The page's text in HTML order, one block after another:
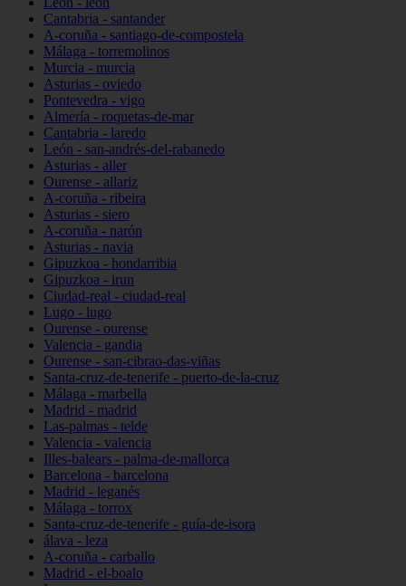
Cantabria - santander
A-coruña - santiago-de-compostela
Málaga - torremolinos
Murcia - murcia
Asturias - oviedo
Pontevedra - vigo
Almería - roquetas-de-mar
Cantabria - laredo
León - san-andrés-del-rabanedo
Asturias - aller
Ourense - allariz
A-coruña - ribeira
Asturias - siero
A-coruña - narón
Asturias - navia
Gipuzkoa - hondarribia
Gipuzkoa - irun
Ciudad-real - ciudad-real
Lugo - lugo
Ourense - ourense
Valencia - gandia
Ourense - san-cibrao-das-viñas
Santa-cruz-de-tenerife - puerto-de-la-cruz
Málaga - marbella
Madrid - madrid
Las-palmas - telde
Valencia - valencia
Illes-balears - palma-de-mallorca
Barcelona - barcelona
Madrid - leganés
Málaga - torrox
Santa-cruz-de-tenerife - guía-de-isora
álava - leza
A-coruña - carballo
Madrid - el-boalo